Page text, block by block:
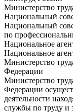
Министерство
Национальный
Национальный
по
Национальное
Национальное
Министерство
Федерации
Министерство
Федерации
деятельности
службы по труду и